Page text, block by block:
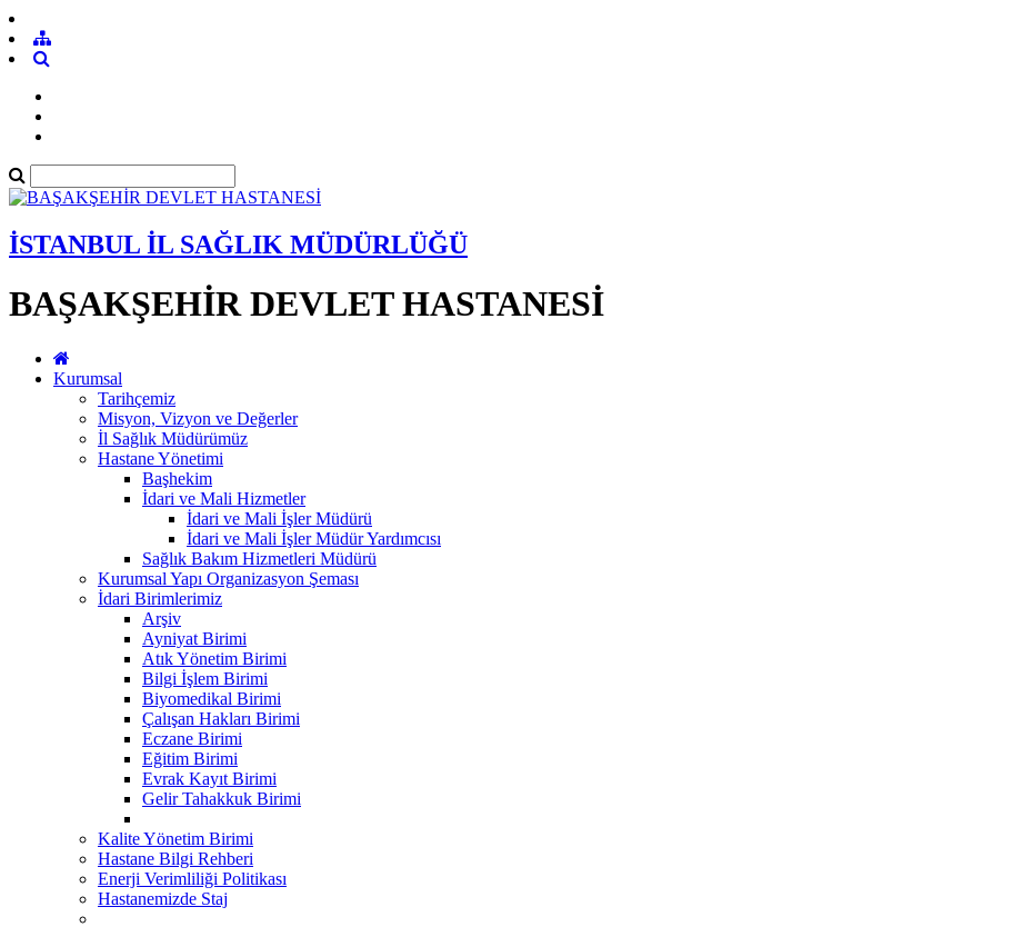
İSTANBUL İL SAĞLIK MÜDÜRLÜĞÜ
BAŞAKŞEHİR DEVLET HASTANESİ
Kurumsal
Tarihçemiz
Misyon, Vizyon ve Değerler
İl Sağlık Müdürümüz
Hastane Yönetimi
Başhekim
İdari ve Mali Hizmetler
İdari ve Mali İşler Müdürü
İdari ve Mali İşler Müdür Yardımcısı
Sağlık Bakım Hizmetleri Müdürü
Kurumsal Yapı Organizasyon Şeması
İdari Birimlerimiz
Arşiv
Ayniyat Birimi
Atık Yönetim Birimi
Bilgi İşlem Birimi
Biyomedikal Birimi
Çalışan Hakları Birimi
Eczane Birimi
Eğitim Birimi
Evrak Kayıt Birimi
Gelir Tahakkuk Birimi
Kalite Yönetim Birimi
Hastane Bilgi Rehberi
Enerji Verimliliği Politikası
Hastanemizde Staj